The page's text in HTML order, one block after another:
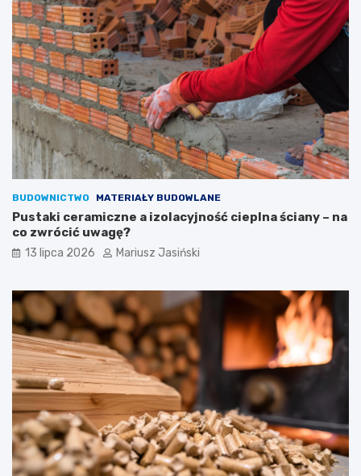
BUDOWNICTWO MATERIAŁY BUDOWLANE
Pustaki ceramiczne a izolacyjność cieplna ściany – na
co zwrócić uwagę?
13 lipca 2026 Mariusz Jasiński